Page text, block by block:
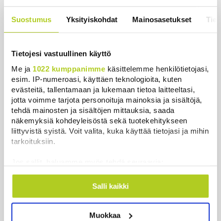
Suostumus Yksityiskohdat Mainosasetukset
Tietojesi vastuullinen käyttö
Me ja 1022 kumppanimme käsittelemme henkilötietojasi,
esim. IP-numeroasi, käyttäen teknologioita, kuten
evästeitä, tallentamaan ja lukemaan tietoa laitteeltasi,
jotta voimme tarjota personoituja mainoksia ja sisältöjä,
tehdä mainosten ja sisältöjen mittauksia, saada
näkemyksiä kohdeyleisöstä sekä tuotekehitykseen
liittyvistä syistä. Voit valita, kuka käyttää tietojasi ja mihin
tarkoituksiin.
Kerätä tietoja maantieteellisestä sijainnistasi,
mahdollisesti muutaman metrin tarkkuudella
ominaispiirteitä aktiivisesti (sormenjäljen
Salli kaikki
Muokkaa
ADHD vaikuttaa lastensaantiin –
suomalaistutkimus toi uutta tietoa
Uutiset | 3.8.2026 22:23
Uutiset
Uusimmat Luetuimmat